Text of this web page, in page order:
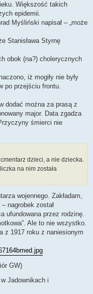
Większość takich
epidemii.
Myśliński napisał – „może
Stanisława Styrnę
obok (na?) cholerycznych
iż mogiły nie były
po przejściu frontu.
dodać można za prasą z
major. Data zgadza
śmierci nie
dzieci, a nie dziecka.
na nim została
wojennego. Zakładam,
nagrobek został
ufundowana przez rodzinę.
Ale to nie wszystko.
z 1917 roku z naniesionym
GW)
Jadownikach i